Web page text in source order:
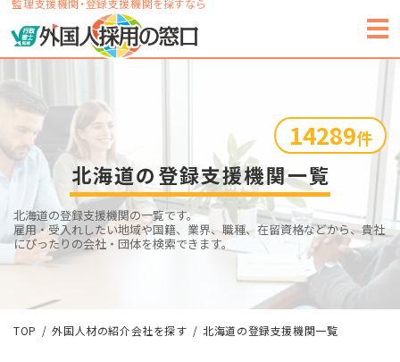
監理支援機関・登録支援機関を探すなら
14289件
北海道の登録支援機関一覧
北海道の登録支援機関の一覧です。
雇用・受入れしたい地域や国籍、業界、職種、在留資格などから、貴社
にぴったりの会社・団体を検索できます。
TOP 外国人材の紹介会社を探す 北海道の登録支援機関一覧